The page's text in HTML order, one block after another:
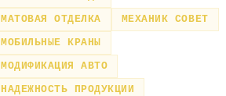
МАТОВАЯ ОТДЕЛКА
МЕХАНИК СОВЕТ
МОБИЛЬНЫЕ КРАНЫ
МОДИФИКАЦИЯ АВТО
НАДЕЖНОСТЬ ПРОДУКЦИИ